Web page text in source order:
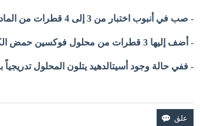
- صب في أنبوب اختبار من 3 إلى 4 قطرات من المادة المدروسة.
- أضف إليها 3 قطرات من محلول فوكسين حمض الكبريتي.
- ففي حالة وجود أسيتالدهيد يتلون المحلول